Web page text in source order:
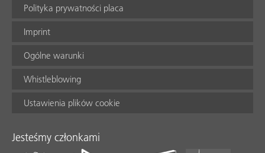
Polityka prywatności placa
Imprint
Ogólne warunki
Whistleblowing
Ustawienia plików cookie
Jesteśmy członkami